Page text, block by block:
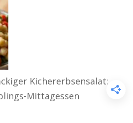
Kichererbsensalat:
Mittagessen